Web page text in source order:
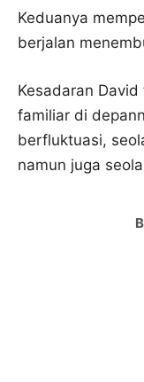
Keduanya
berjalan
Kesadaran
familiar di
berfluktuasi,
namun juga